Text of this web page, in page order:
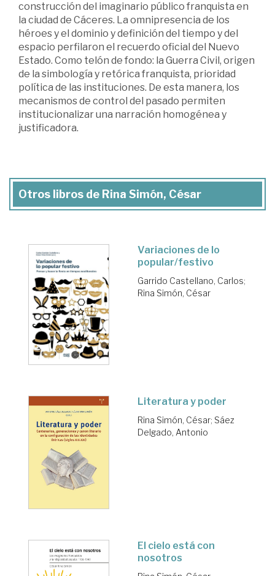
construcción del imaginario público franquista en
la ciudad de Cáceres. La omnipresencia de los
héroes y el dominio y definición del tiempo y del
espacio perfilaron el recuerdo oficial del Nuevo
Estado. Como telón de fondo: la Guerra Civil, origen
de la simbología y retórica franquista, prioridad
política de las instituciones. De esta manera, los
mecanismos de control del pasado permiten
institucionalizar una narración homogénea y
justificadora.
Otros libros de Rina Simón, César
Variaciones de lo
popular/festivo
Garrido Castellano, Carlos;
Rina Simón, César
Literatura y poder
Rina Simón, César; Sáez
Delgado, Antonio
El cielo está con
nosotros